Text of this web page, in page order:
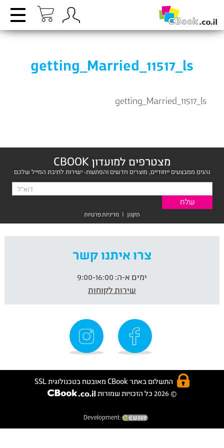
getting_Married_11517_ls
getting_Married_11517_ls
מצטרפים למועדון CBOOK
נהנים ממבצעים ייחודיים, מוצרים חדשים והפתעות- ישירות לתיבת המייל שלכם
תקנון | מדיניות פרטיות
צרו איתנו קשר
ימים א-ה:
שירות לקוחות
התשלום באתר CBook מאובטח בטכנולוגית SSL
© 2026 כל הזכויות שמורות
Development: